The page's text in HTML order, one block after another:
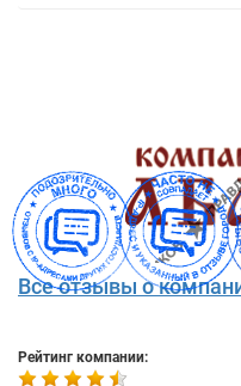
Все отзывы о
Рейтинг компании: